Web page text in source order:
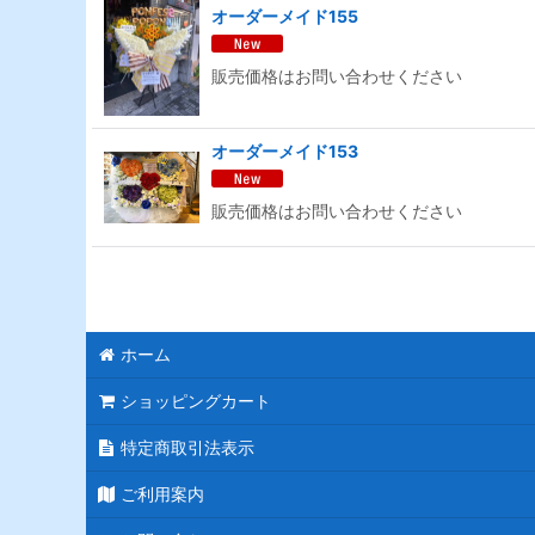
オーダーメイド155
販売価格はお問い合わせください
オーダーメイド153
販売価格はお問い合わせください
ホーム
ショッピングカート
特定商取引法表示
ご利用案内